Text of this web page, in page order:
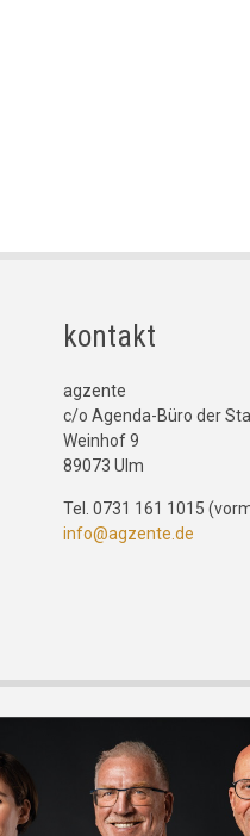
kontakt
agzente
c/o Agenda-Büro der
Weinhof 9
89073 Ulm
Tel. 0731 161 1015
info@agzente.de